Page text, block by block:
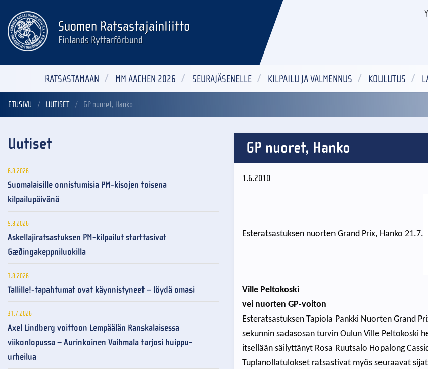
Suomen Ratsastajainliitto
Finlands Ryttarförbund
RATSASTAMAAN MM AACHEN 2026 SEURAJÄSENELLE KILPAILU JA VALMENNUS KOULUTUS
ETUSIVU UUTISET GP nuoret, Hanko
GP nuoret, Hanko
1.6.2010
Esteratsastuksen nuorten Grand Prix, Hanko 21.7.
Ville Peltokoski
vei nuorten GP-voiton
Esteratsastuksen Tapiola Pankki Nuorten Grand
sekunnin sadasosan turvin Oulun Ville Peltokoski
itsellään säilyttänyt Rosa Ruutsalo Hopalong
Tuplanollatulokset ratsastivat myös seuraavat
Uutiset
6.8.2026
Suomalaisille onnistumisia PM-kisojen toisena
kilpailupäivänä
5.8.2026
Askellajiratsastuksen PM-kilpailut starttasivat
Gæðingakeppniluokilla
3.8.2026
Tallille!-tapahtumat ovat käynnistyneet – löydä omasi
31.7.2026
Axel Lindberg voittoon Lempäälän Ranskalaisessa
viikonlopussa – Aurinkoinen Vaihmala tarjosi huippu-
urheilua